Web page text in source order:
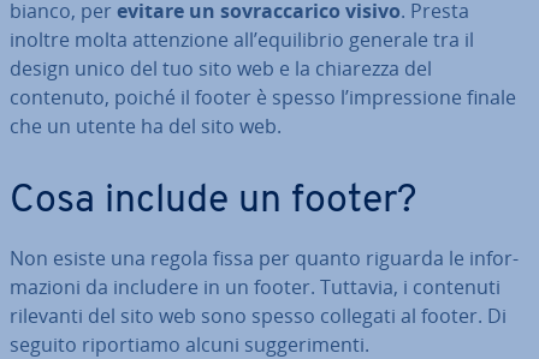
bianco, per evitare un so­vrac­ca­ri­co visivo. Presta
inoltre molta at­ten­zio­ne all’equi­li­brio generale tra il
design unico del tuo sito web e la chiarezza del
contenuto, poiché il footer è spesso l’im­pres­sio­ne finale
che un utente ha del sito web.
Cosa include un footer?
Non esiste una regola fissa per quanto riguarda le in­for­
ma­zio­ni da includere in un footer. Tuttavia, i contenuti
rilevanti del sito web sono spesso collegati al footer. Di
seguito ri­por­tia­mo alcuni sug­ge­ri­men­ti.